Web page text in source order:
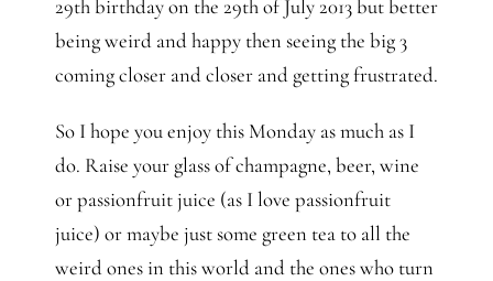
29th birthday on the 29th of July 2013 but better
being weird and happy then seeing the big 3
coming closer and closer and getting frustrated.
So I hope you enjoy this Monday as much as I
do. Raise your glass of champagne, beer, wine
or passionfruit juice (as I love passionfruit
juice) or maybe just some green tea to all the
weird ones in this world and the ones who turn